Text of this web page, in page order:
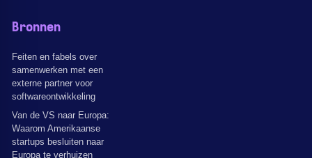
Bronnen
Feiten en fabels over
samenwerken met een
externe partner voor
softwareontwikkeling
Van de VS naar Europa:
Waarom Amerikaanse
startups besluiten naar
Europa te verhuizen